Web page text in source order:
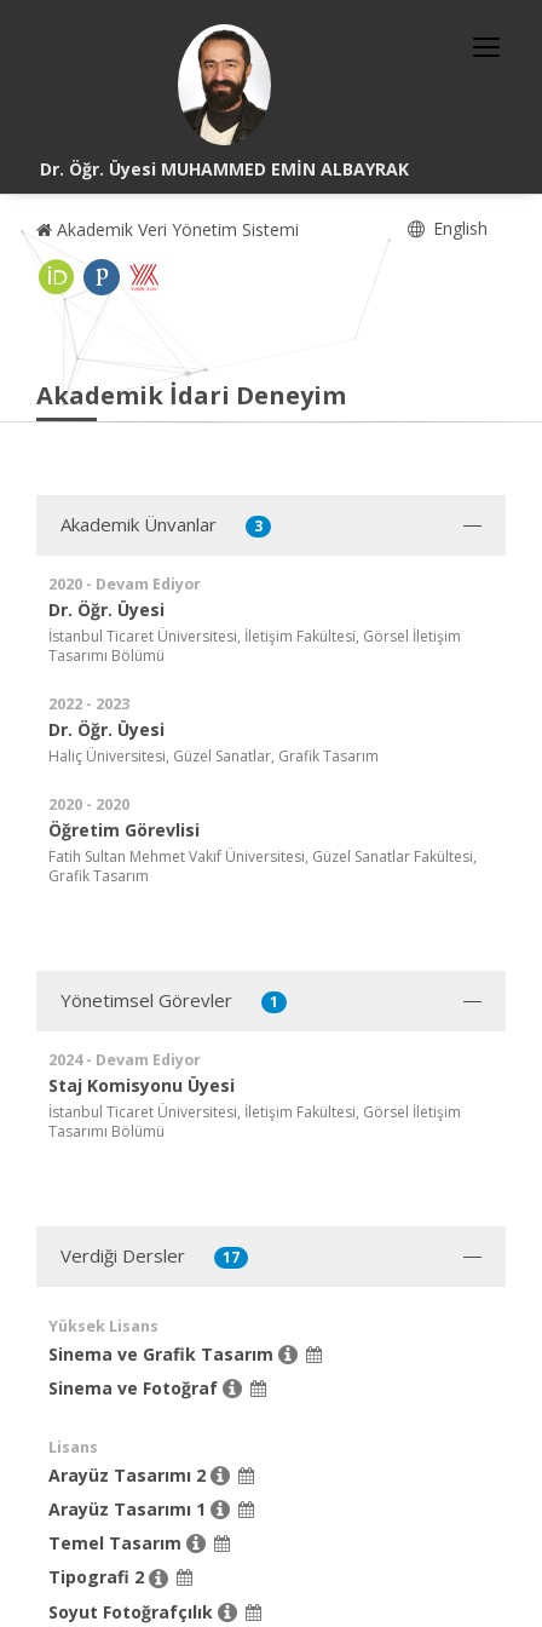
Dr. Öğr. Üyesi MUHAMMED EMİN ALBAYRAK
Akademik Veri Yönetim Sistemi English
Akademik İdari Deneyim
Akademik Ünvanlar 3
2020 - Devam Ediyor
Dr. Öğr. Üyesi
İstanbul Ticaret Üniversitesi, İletişim Fakültesi, Görsel İletişim
Tasarımı Bölümü
2022 - 2023
Dr. Öğr. Üyesi
Haliç Üniversitesi, Güzel Sanatlar, Grafik Tasarım
2020 - 2020
Öğretim Görevlisi
Fatih Sultan Mehmet Vakıf Üniversitesi, Güzel Sanatlar Fakültesi,
Grafik Tasarım
Yönetimsel Görevler 1
2024 - Devam Ediyor
Staj Komisyonu Üyesi
İstanbul Ticaret Üniversitesi, İletişim Fakültesi, Görsel İletişim
Tasarımı Bölümü
Verdiği Dersler 17
Yüksek Lisans
Sinema ve Grafik Tasarım
Sinema ve Fotoğraf
Lisans
Arayüz Tasarımı 2
Arayüz Tasarımı 1
Temel Tasarım
Tipografi 2
Soyut Fotoğrafçılık